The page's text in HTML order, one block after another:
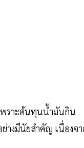
พราะต้นทุนน้ำมันกิน
างมีนัยสำคัญ เนื่องจ